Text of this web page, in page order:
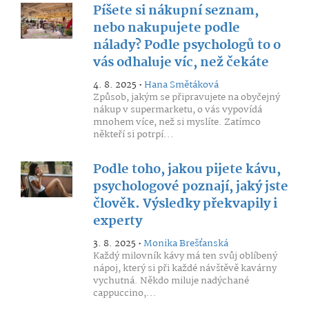
Píšete si nákupní seznam,
nebo nakupujete podle
nálady? Podle psychologů to o
vás odhaluje víc, než čekáte
4. 8. 2025 •Hana Smětáková
Způsob, jakým se připravujete na obyčejný
nákup v supermarketu, o vás vypovídá
mnohem více, než si myslíte. Zatímco
někteří si potrpí...
Podle toho, jakou pijete kávu,
psychologové poznají, jaký jste
člověk. Výsledky překvapily i
experty
3. 8. 2025 •Monika Brešťanská
Každý milovník kávy má ten svůj oblíbený
nápoj, který si při každé návštěvě kavárny
vychutná. Někdo miluje nadýchané
cappuccino,...